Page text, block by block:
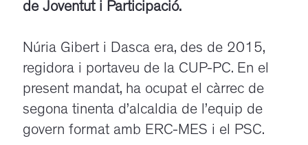
de Joventut i Participació.
Núria Gibert i Dasca era, des de 2015,
regidora i portaveu de la CUP-PC. En el
present mandat, ha ocupat el càrrec de
segona tinenta d’alcaldia de l’equip de
govern format amb ERC-MES i el PSC.